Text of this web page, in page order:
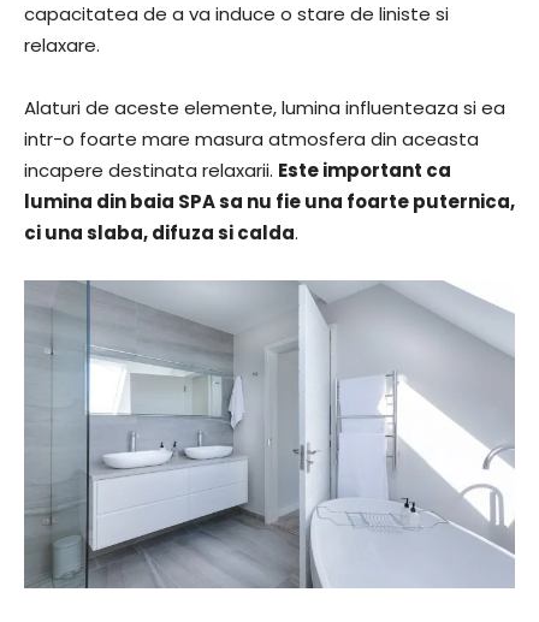
capacitatea de a va induce o stare de liniste si
relaxare.
Alaturi de aceste elemente, lumina influenteaza si ea
intr-o foarte mare masura atmosfera din aceasta
incapere destinata relaxarii. Este important ca
lumina din baia SPA sa nu fie una foarte puternica,
ci una slaba, difuza si calda.